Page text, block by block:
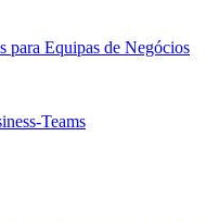
para Equipas de Negócios
Teams